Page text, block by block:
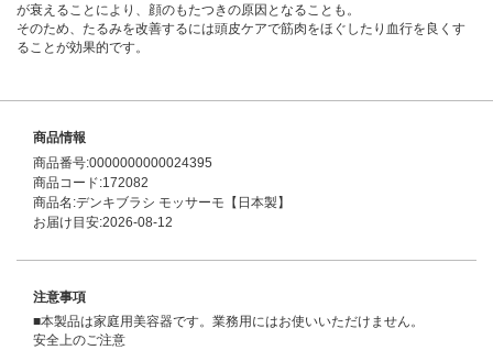
が衰えることにより、顔のもたつきの原因となることも。
そのため、たるみを改善するには頭皮ケアで筋肉をほぐしたり血行を良くす
ることが効果的です。
商品情報
商品番号:0000000000024395
商品コード:172082
商品名:デンキブラシ モッサーモ【日本製】
お届け目安:2026-08-12
注意事項
■本製品は家庭用美容器です。業務用にはお使いいただけません。
安全上のご注意